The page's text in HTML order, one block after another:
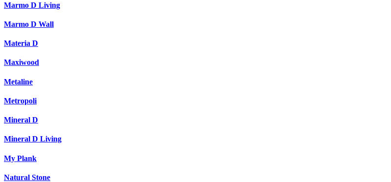
Marmo D Living
Marmo D Wall
Materia D
Maxiwood
Metaline
Metropoli
Mineral D
Mineral D Living
My Plank
Natural Stone